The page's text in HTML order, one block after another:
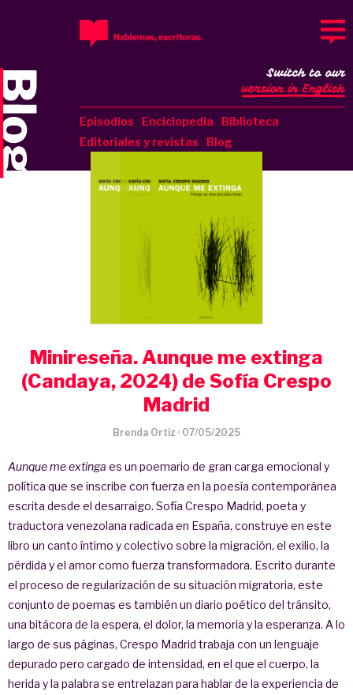
Episodios Enciclopedia
Biblioteca
Editoriales y revistas
Blog
Switch to our
version in English
Minireseña. Aunque me extinga
(Candaya, 2024) de Sofía Crespo
Madrid
Brenda Ortiz · 07/05/2025
Aunque me extinga es un poemario de gran carga emocional y
política que se inscribe con fuerza en la poesía contemporánea
escrita desde el desarraigo. Sofía Crespo Madrid, poeta y
traductora venezolana radicada en España, construye en este
libro un canto íntimo y colectivo sobre la migración, el exilio, la
pérdida y el amor como fuerza transformadora. Escrito durante
el proceso de regularización de su situación migratoria, este
conjunto de poemas es también un diario poético del tránsito,
una bitácora de la espera, el dolor, la memoria y la esperanza. A lo
largo de sus páginas, Crespo Madrid trabaja con un lenguaje
depurado pero cargado de intensidad, en el que el cuerpo, la
herida y la palabra se entrelazan para hablar de la experiencia de